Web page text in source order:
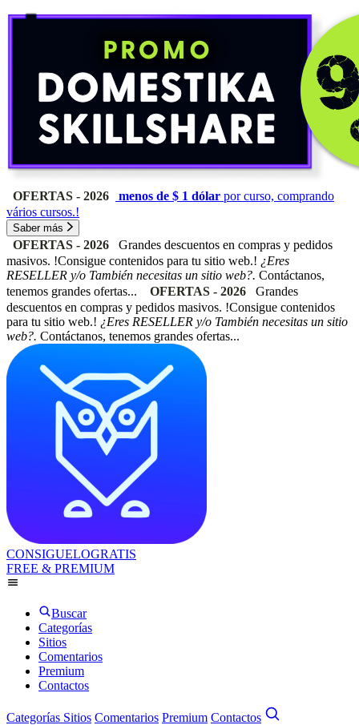
OFERTAS - 2026 menos de $ 1 dólar por curso, comprando
vários cursos.!
Saber más
OFERTAS - 2026
Grandes descuentos en compras y pedidos
masivos. !Consigue contenidos para tu sitio web.! ¿Eres
RESELLER y/o También necesitas un sitio web?. Contáctanos,
tenemos grandes ofertas...
OFERTAS - 2026
Grandes
descuentos en compras y pedidos masivos. !Consigue contenidos
para tu sitio web.! ¿Eres RESELLER y/o También necesitas un sitio
web?. Contáctanos, tenemos grandes ofertas...
CONSIGUELOGRATIS
FREE & PREMIUM
Buscar
Categorías
Sitios
Comentarios
Premium
Contactos
Categorías Sitios Comentarios Premium Contactos